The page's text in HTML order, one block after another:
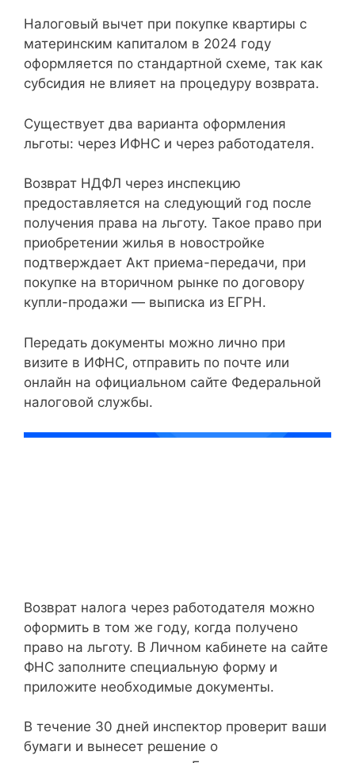
Налоговый вычет при покупке квартиры с
материнским капиталом в 2024 году
оформляется по стандартной схеме, так как
субсидия не влияет на процедуру возврата.
Существует два варианта оформления
льготы: через ИФНС и через работодателя.
Возврат НДФЛ через инспекцию
предоставляется на следующий год после
получения права на льготу. Такое право при
приобретении жилья в новостройке
подтверждает Акт приема-передачи, при
покупке на вторичном рынке по договору
купли-продажи — выписка из ЕГРН.
Передать документы можно лично при
визите в ИФНС, отправить по почте или
онлайн на официальном сайте Федеральной
налоговой службы.
Возврат налога через работодателя можно
оформить в том же году, когда получено
право на льготу. В Личном кабинете на сайте
ФНС заполните специальную форму и
приложите необходимые документы.
В течение 30 дней инспектор проверит ваши
бумаги и вынесет решение о